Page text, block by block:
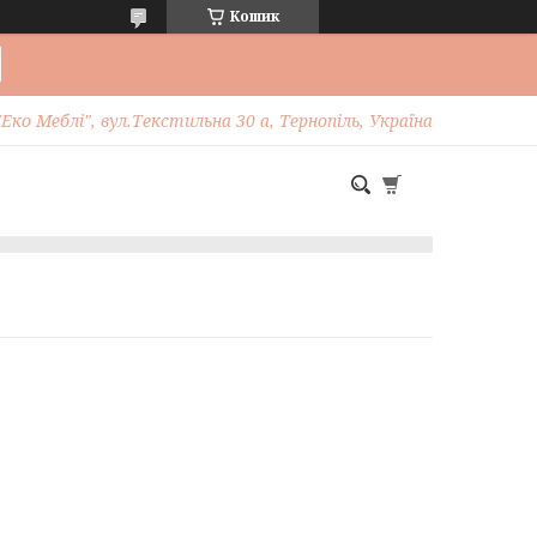
Кошик
Меблі", вул.Текстильна 30 а, Тернопіль, Україна